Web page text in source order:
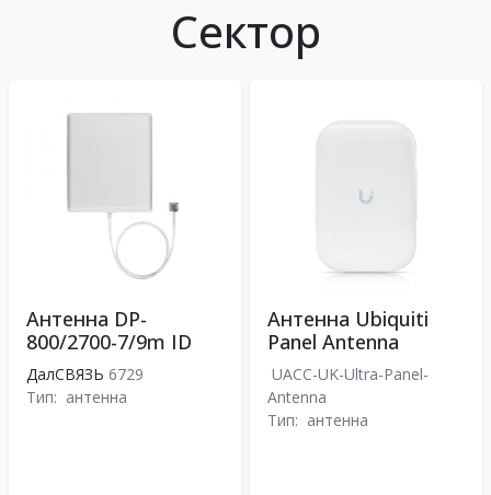
Сектор
Антенна DP-
800/2700-7/9m ID
ДалСВЯЗЬ 6729
Тип: антенна
Антенна Ubiquiti
Panel Antenna
UACC-UK-Ultra-Panel-
Antenna
Тип: антенна